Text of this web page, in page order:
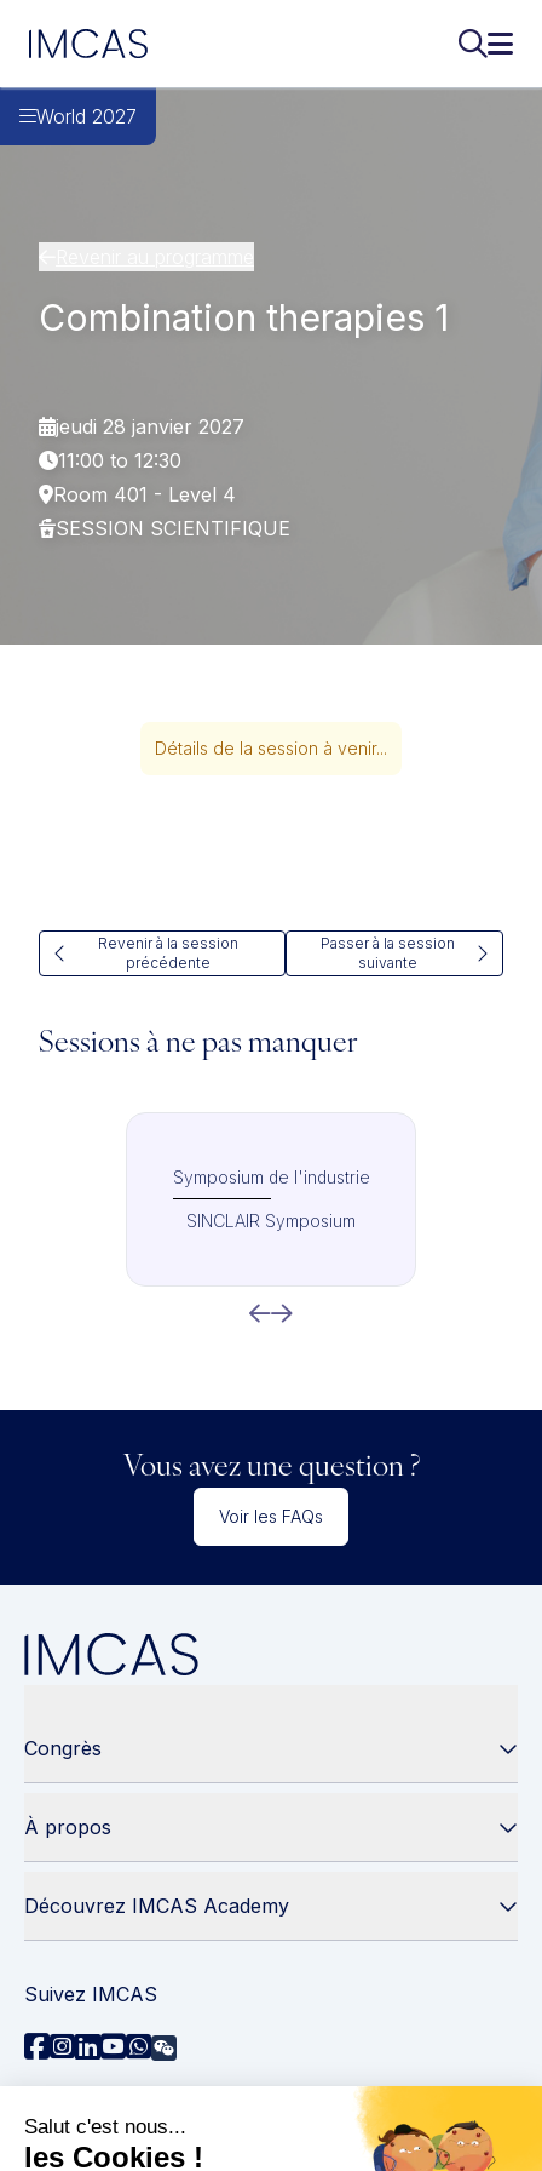
IMCAS
World 2027
Combination therapies 1
jeudi 28 janvier 2027
11:00 to 12:30
Room 401 - Level 4
SESSION SCIENTIFIQUE
Détails de la session à venir...
Revenir à la session
précédente
Passer à la session
suivante
Sessions à ne pas manquer
Symposium de l'industrie
SINCLAIR Symposium
Vous avez une question ?
Voir les FAQs
Congrès
À propos
Découvrez IMCAS Academy
Suivez IMCAS
Besoin d'aide ?